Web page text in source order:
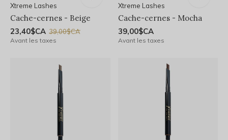
Xtreme Lashes
Cache-cernes - Beige
23,40$CA 39,00$CA
Avant les taxes
Xtreme Lashes
Cache-cernes - Mocha
39,00$CA
Avant les taxes